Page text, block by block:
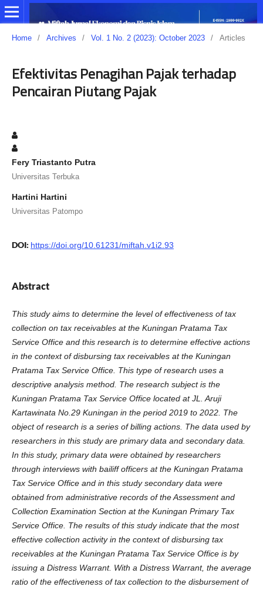
Home / Archives / Vol. 1 No. 2 (2023): October 2023 / Articles
Efektivitas Penagihan Pajak terhadap
Pencairan Piutang Pajak
Fery Triastanto Putra
Universitas Terbuka
Hartini Hartini
Universitas Patompo
DOI: https://doi.org/10.61231/miftah.v1i2.93
Abstract
This study aims to determine the level of effectiveness of tax
collection on tax receivables at the Kuningan Pratama Tax
Service Office and this research is to determine effective actions
in the context of disbursing tax receivables at the Kuningan
Pratama Tax Service Office. This type of research uses a
descriptive analysis method. The research subject is the
Kuningan Pratama Tax Service Office located at JL. Aruji
Kartawinata No.29 Kuningan in the period 2019 to 2022. The
object of research is a series of billing actions. The data used by
researchers in this study are primary data and secondary data.
In this study, primary data were obtained by researchers
through interviews with bailiff officers at the Kuningan Pratama
Tax Service Office and in this study secondary data were
obtained from administrative records of the Assessment and
Collection Examination Section at the Kuningan Primary Tax
Service Office. The results of this study indicate that the most
effective collection activity in the context of disbursing tax
receivables at the Kuningan Pratama Tax Service Office is by
issuing a Distress Warrant. With a Distress Warrant, the average
ratio of the effectiveness of tax collection to the disbursement of